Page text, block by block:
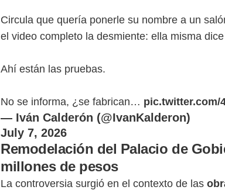
Circula que quería ponerle su nombre a un
el video completo la desmiente: ella misma
Ahí están las pruebas.
No se informa, ¿se fabrican… pic.twitter.com/
— Iván Calderón (@IvanKalderon)
July 7, 2026
Remodelación del Palacio de
millones de pesos
La controversia surgió en el contexto de las